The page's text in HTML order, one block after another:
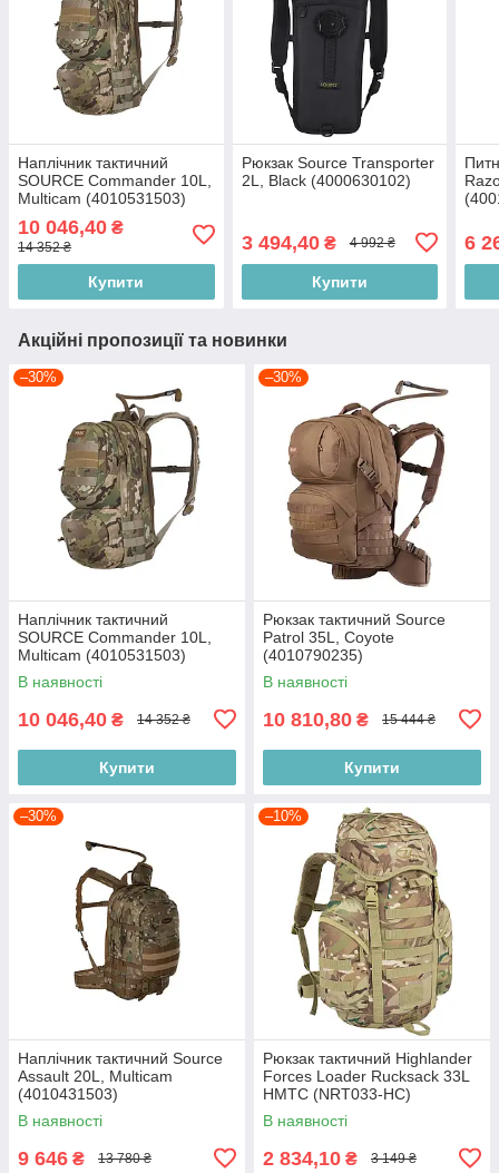
Наплічник тактичний
SOURCE Commander 10L,
Multicam (4010531503)
10 046,40 ₴
14 352 ₴
Купити
Рюкзак Source Transporter
2L, Black (4000630102)
3 494,40₴ 4 992 ₴
Купити
6
Акційні пропозиції та новинки
–30%
Наплічник тактичний
SOURCE Commander 10L,
Multicam (4010531503)
В наявності
10 046,40 ₴ 14 352 ₴
Купити
–30%
Рюкзак тактичний Source
Patrol 35L, Coyote
(4010790235)
В наявності
10 810,80 ₴ 15 444 ₴
Купити
–30%
Наплічник тактичний Source
Assault 20L, Multicam
(4010431503)
В наявності
9 646 ₴ 13 780 ₴
–10%
Рюкзак тактичний Highlander
Forces Loader Rucksack 33L
HMTC (NRT033-HC)
В наявності
2 834,10 ₴ 3 149 ₴